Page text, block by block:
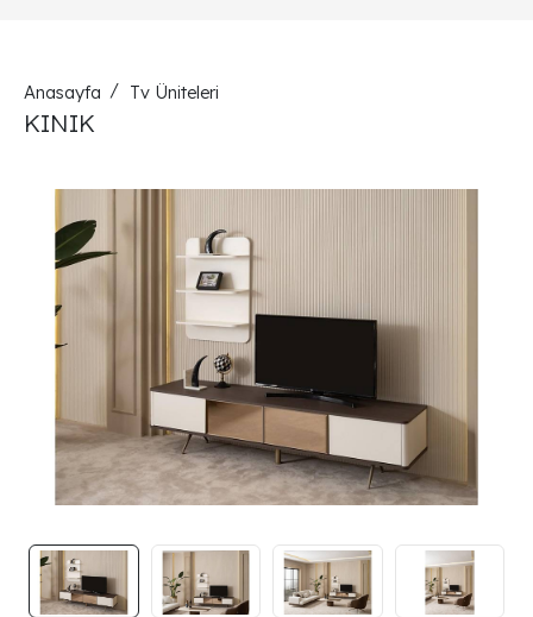
Anasayfa Tv Üniteleri
KINIK